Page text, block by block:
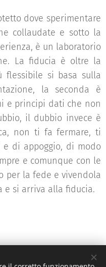
dove sperimentare
collaudate e sotto la
è un laboratorio
La fiducia è oltre la
si basa sulla
la seconda è
e principi dati che non
il dubbio invece è
non ti fa fermare, ti
di appoggio, di modo
e comunque con le
per la fede e vivendola
e si arriva alla fiducia.